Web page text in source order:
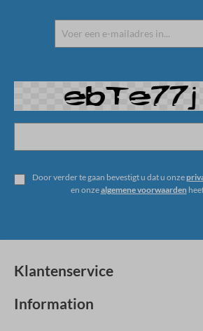
Door verder te gaan bevestigt u dat u onze
en onzealgemene voorwaarden
Klantenservice
Information